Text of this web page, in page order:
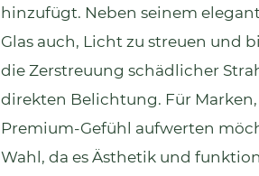
hinzufügt. Neben seinem
Glas auch, Licht zu streuen und
die Zerstreuung schädlicher
direkten Belichtung. Für
Premium-Gefühl aufwerten
Wahl, da es Ästhetik und